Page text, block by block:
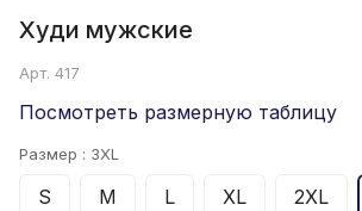
Худи мужские
Арт. 417
Посмотреть размерную таблицу
Размер : 3XL
S M L XL 2XL